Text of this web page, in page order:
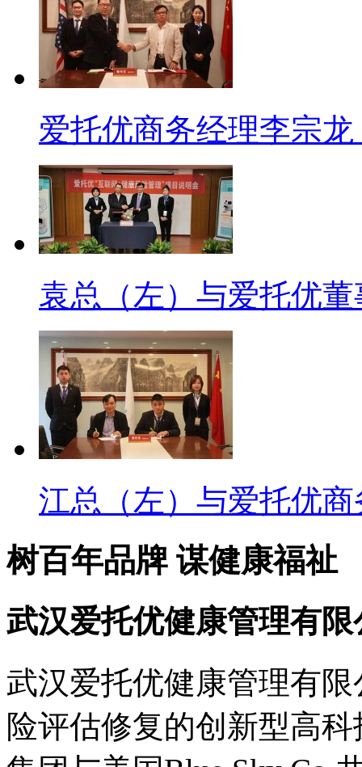
爱托优商务经理李宗
袁总（左）与爱托优
江总（左）与爱托优
树百年品牌 谋健康福祉
武汉爱托优健康管理有限
武汉爱托优健康管理有
险评估修复的创新型高